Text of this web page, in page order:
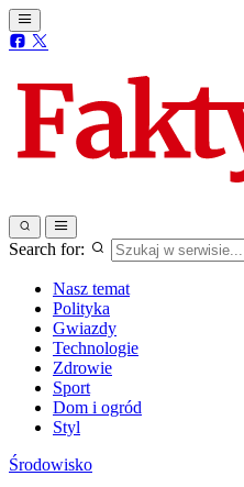
Search for:
Nasz temat
Polityka
Gwiazdy
Technologie
Zdrowie
Sport
Dom i ogród
Styl
Środowisko